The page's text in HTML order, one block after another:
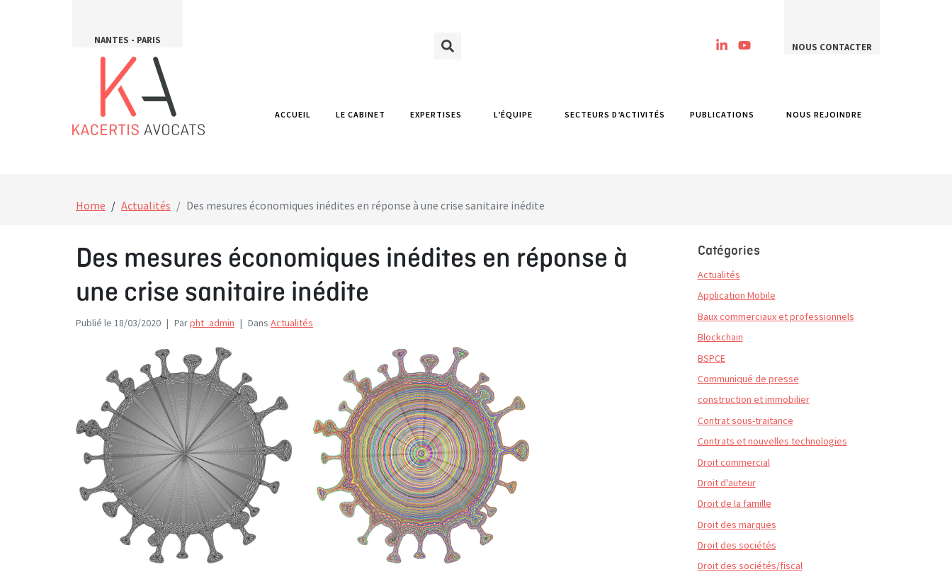
NANTES - PARIS
NOUS CONTACTER
ACCUEIL LE CABINET EXPERTISES L’ÉQUIPE SECTEURS D’ACTIVITÉS PUBLICATIONS NOUS REJOINDRE
Home Actualités Des mesures économiques inédites en réponse à une crise sanitaire inédite
Des mesures économiques inédites en réponse à
une crise sanitaire inédite
Publié le 18/03/2020 Parpht_admin Dans Actualités
Catégories
Actualités
Application Mobile
Baux commerciaux et professionnels
Blockchain
BSPCE
Communiqué de presse
construction et immobilier
Contrat sous-traitance
Contrats et nouvelles technologies
Droit commercial
Droit d'auteur
Droit de la famille
Droit des marques
Droit des sociétés
Droit des sociétés/fiscal